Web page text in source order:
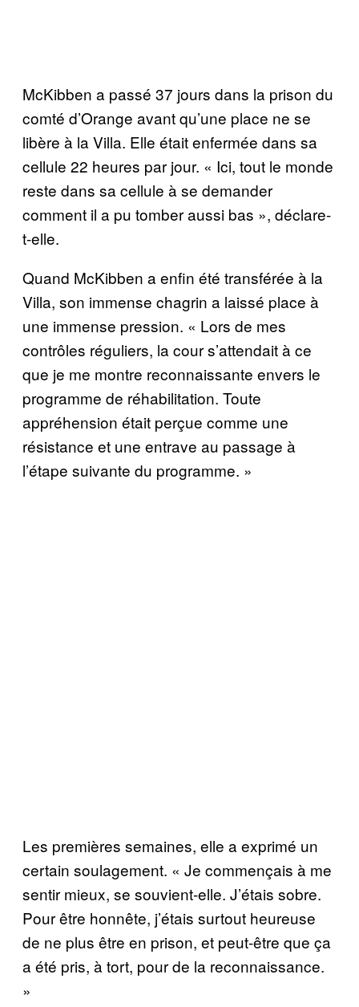
McKibben a passé 37 jours dans la prison du
comté d’Orange avant qu’une place ne se
libère à la Villa. Elle était enfermée dans sa
cellule 22 heures par jour. « Ici, tout le monde
reste dans sa cellule à se demander
comment il a pu tomber aussi bas », déclare-
t-elle.
Quand McKibben a enfin été transférée à la
Villa, son immense chagrin a laissé place à
une immense pression. « Lors de mes
contrôles réguliers, la cour s’attendait à ce
que je me montre reconnaissante envers le
programme de réhabilitation. Toute
appréhension était perçue comme une
résistance et une entrave au passage à
l’étape suivante du programme. »
Les premières semaines, elle a exprimé un
certain soulagement. « Je commençais à me
sentir mieux, se souvient-elle. J’étais sobre.
Pour être honnête, j’étais surtout heureuse
de ne plus être en prison, et peut-être que ça
a été pris, à tort, pour de la reconnaissance.
»